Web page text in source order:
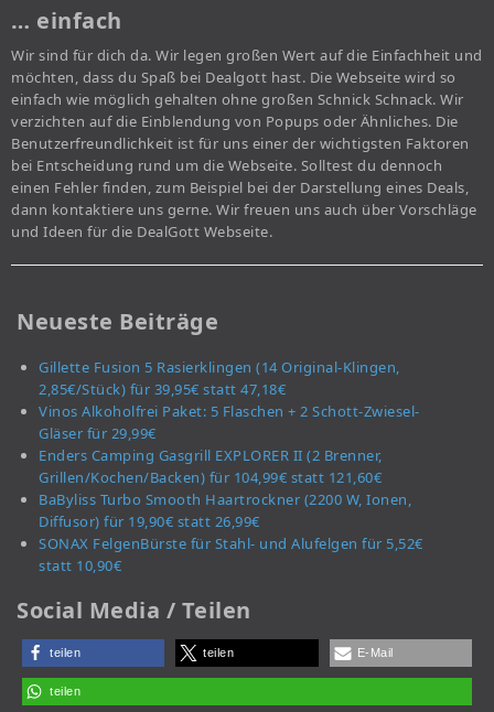
… einfach
Wir sind für dich da. Wir legen großen Wert auf die Einfachheit und
möchten, dass du Spaß bei Dealgott hast. Die Webseite wird so
einfach wie möglich gehalten ohne großen Schnick Schnack. Wir
verzichten auf die Einblendung von Popups oder Ähnliches. Die
Benutzerfreundlichkeit ist für uns einer der wichtigsten Faktoren
bei Entscheidung rund um die Webseite. Solltest du dennoch
einen Fehler finden, zum Beispiel bei der Darstellung eines Deals,
dann kontaktiere uns gerne. Wir freuen uns auch über Vorschläge
und Ideen für die DealGott Webseite.
Neueste Beiträge
Gillette Fusion 5 Rasierklingen (14 Original-Klingen,
2,85€/Stück) für 39,95€ statt 47,18€
Vinos Alkoholfrei Paket: 5 Flaschen + 2 Schott-Zwiesel-
Gläser für 29,99€
Enders Camping Gasgrill EXPLORER II (2 Brenner,
Grillen/Kochen/Backen) für 104,99€ statt 121,60€
BaByliss Turbo Smooth Haartrockner (2200 W, Ionen,
Diffusor) für 19,90€ statt 26,99€
SONAX FelgenBürste für Stahl- und Alufelgen für 5,52€
statt 10,90€
Social Media / Teilen
teilen teilen E-Mail
teilen